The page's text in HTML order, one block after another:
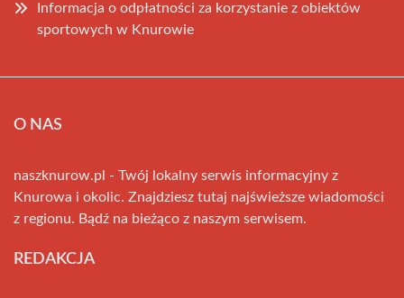
Informacja o odpłatności za korzystanie z obiektów
sportowych w Knurowie
O NAS
naszknurow.pl - Twój lokalny serwis informacyjny z
Knurowa i okolic. Znajdziesz tutaj najświeższe wiadomości
z regionu. Bądź na bieżąco z naszym serwisem.
REDAKCJA